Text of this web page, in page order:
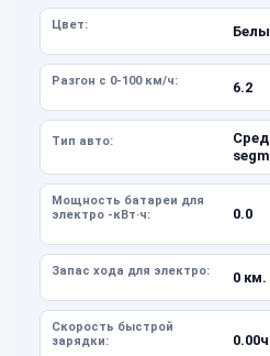
Цвет:
Разгон с 0-100 км/ч: 6.2
Тип авто:
Мощность батареи для
электро -кВт·ч:
0.0
Запас хода для электро: 0 км.
Скорость быстрой
зарядки: